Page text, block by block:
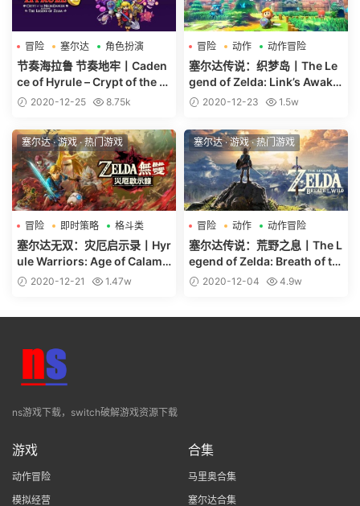
冒险 塞尔达 角色扮演
节奏海拉鲁 节奏地牢丨Caden
ce of Hyrule – Crypt of the N
ecroDancer Featuring the Le
2020-12-25 8.75k
冒险 动作 动作冒险
塞尔达传说：织梦岛丨The Le
gend of Zelda: Link’s Awake
ning2020-12-23 1.5w
塞尔达·游戏 ·热门游戏
冒险 即时策略 格斗类
塞尔达无双：灾厄启示录丨Hyr
ule Warriors: Age of Calamit
y
2020-12-21 1.47w
塞尔达·游戏·热门游戏
冒险 动作 动作冒险
塞尔达传说：荒野之息丨The L
egend of Zelda: Breath of th
e Wild
2020-12-04 4.9w
ns游戏下载，switch破解游戏资源下载
游戏
动作冒险
模拟经营
合集
马里奥合集
塞尔达合集